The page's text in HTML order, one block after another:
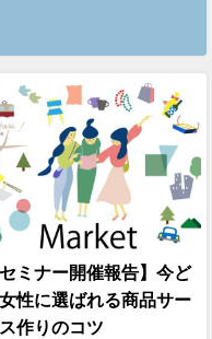
セミナー開催報告】今ど
性に選ばれる商品サー
作りのコツ